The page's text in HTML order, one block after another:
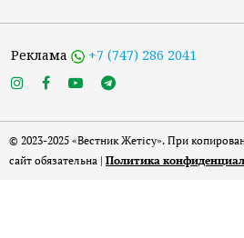
Реклама +7 (747) 286 2041
© 2023-2025 «Вестник Жетісу». При
сайт обязательна | Политика